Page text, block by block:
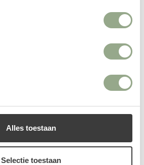
Alles toestaan
Selectie toestaan
voor een bloembak. Een kennis